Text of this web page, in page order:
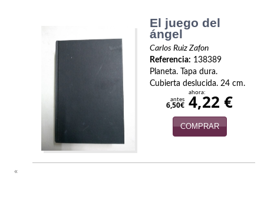
Discos deVinilo. LP
Divulgación científica
El juego del
ángel
Carlos Ruiz Zafon
Referencia: 138389
Planeta. Tapa dura.
Cubierta deslucida. 24 cm.
antes
6,50€
ahora:
4,22 €
COMPRAR
«